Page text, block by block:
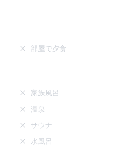
部屋で夕食
家族風呂
温泉
サウナ
水風呂